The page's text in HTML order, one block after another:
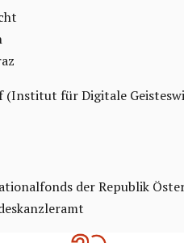
(Institut für Digitale
der Republik